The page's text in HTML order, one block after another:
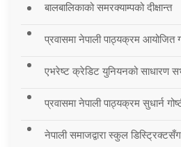
बालबालिकाको समरक्याम्पको दीक्षान्त
प्रवासमा नेपाली पाठ्यक्रम आयोजित
एभरेष्ट क्रेडिट युनियनको साधारण
प्रवासमा नेपाली पाठ्यक्रम सुधार्न
नेपाली समाजद्वारा स्कुल